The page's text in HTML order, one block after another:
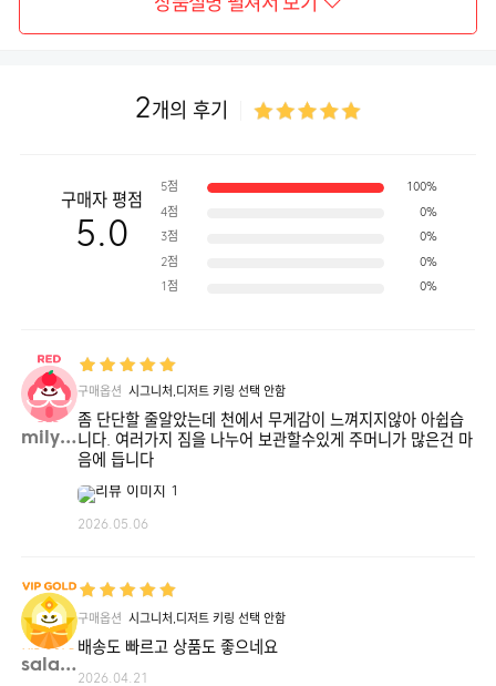
상품설명 펼쳐서 보기
2개의 후기
구매자 평점
5.0
5점 100%
4점 0%
3점 0%
2점 0%
1점 0%
milyo**
구매옵션 시그니처,디저트 키링 선택 안함
좀 단단할 줄알았는데 천에서 무게감이 느껴지지않아 아쉽습
니다. 여러가지 짐을 나누어 보관할수있게 주머니가 많은건 마
음에 듭니다
2026.05.06
salad**
구매옵션 시그니처,디저트 키링 선택 안함
배송도 빠르고 상품도 좋으네요
2026.04.21